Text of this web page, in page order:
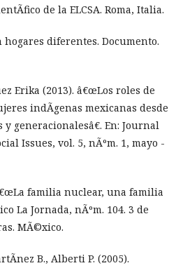
de la ELCSA. Roma, Italia.
hogares diferentes. Documento.
Erika (2013). â€œLos roles de
indÃ­genas mexicanas desde
generacionalesâ€. En: Journal
Issues, vol. 5, nÃºm. 1, mayo -
familia nuclear, una familia
La Jornada, nÃºm. 104. 3 de
MÃ©xico.
B., Alberti P. (2005).